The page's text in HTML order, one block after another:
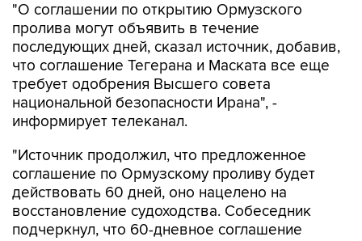
"О соглашении по открытию Ормузского
пролива могут объявить в течение
последующих дней, сказал источник, добавив,
что соглашение Тегерана и Маската все еще
требует одобрения Высшего совета
национальной безопасности Ирана", -
информирует телеканал.
"Источник продолжил, что предложенное
соглашение по Ормузскому проливу будет
действовать 60 дней, оно нацелено на
восстановление судоходства. Собеседник
подчеркнул, что 60-дневное соглашение